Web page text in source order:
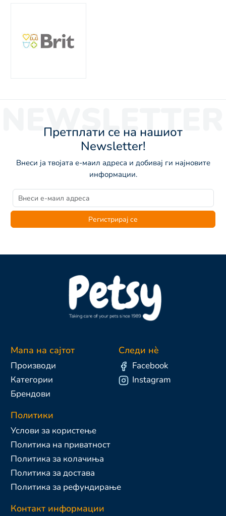
NEWSLETTER
Претплати се на нашиот
Newsletter!
Внеси ја твојата е-маил адреса и добивај ги најновите
информации.
Регистрирај се
Мапа на сајтот
Производи
Категории
Брендови
Политики
Услови за користење
Политика на приватност
Политика за колачиња
Политика за достава
Политика за рефундирање
Контакт информации
Следи нè
Facebook
Instagram